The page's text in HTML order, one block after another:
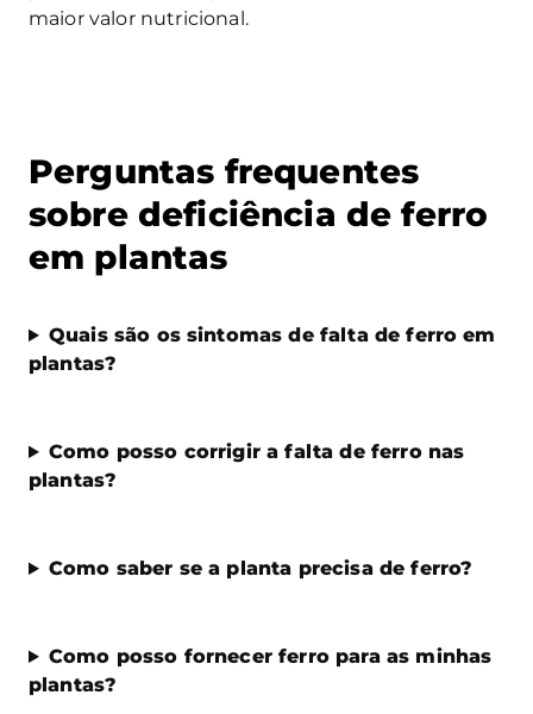
maior valor nutricional.
Perguntas frequentes
sobre deficiência de ferro
em plantas
Quais são os sintomas de falta de ferro em
plantas?
Como posso corrigir a falta de ferro nas
plantas?
Como saber se a planta precisa de ferro?
Como posso fornecer ferro para as minhas
plantas?